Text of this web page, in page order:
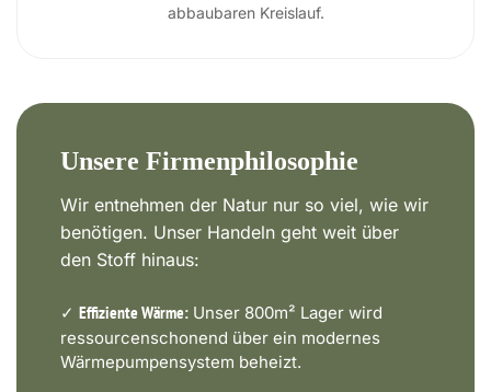
abbaubaren Kreislauf.
Unsere Firmenphilosophie
Wir entnehmen der Natur nur so viel, wie wir
benötigen. Unser Handeln geht weit über
den Stoff hinaus:
✓ Effiziente Wärme: Unser 800m² Lager wird
ressourcenschonend über ein modernes
Wärmepumpensystem beheizt.